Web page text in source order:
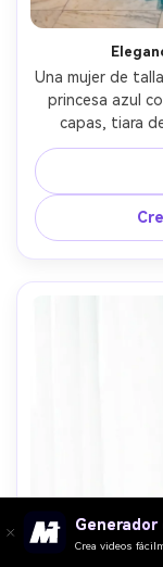
Una mujer de
princesa azul
capas, tiara
vestíbulo de un
mármol,
retrato de
de los ojos,
Generador
Crea videos